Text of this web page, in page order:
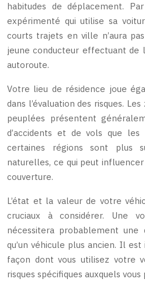
habitudes de déplacement.
expérimenté qui utilise sa
courts trajets en ville n’aura
jeune conducteur effectuant de
autoroute.
Votre lieu de résidence joue
dans l’évaluation des risques.
peuplées présentent
d’accidents et de vols que les
certaines régions sont plus
naturelles, ce qui peut
couverture.
L’état et la valeur de votre
cruciaux à considérer. Une
nécessitera probablement
qu’un véhicule plus ancien. Il
façon dont vous utilisez votre
risques spécifiques auxquels